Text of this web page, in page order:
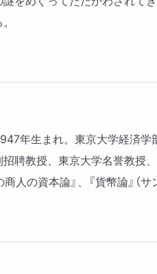
年生まれ。東京大学経済
聘教授、東京大学名誉教
人の資本論』、『貨幣論』（